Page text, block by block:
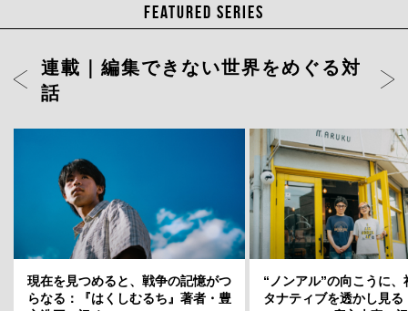
FEATURED SERIES
」店長・
ういう場
岡山天音に聞く、変容のスリルと変
わらない自分——連載「そこから何
連載｜編集できない世界をめぐる対
話
現在を見つめると、戦争の記憶がつ
らなる：『はくしむるち』著者・豊
“ノンアル”の向こうに、
タナティブを透かし見る